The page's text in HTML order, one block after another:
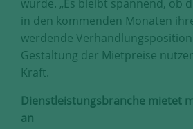
wurde. „Es bleibt spannend, ob
in den kommenden Monaten
werdende
Gestaltung der Mietpreise
Kraft.
Dienstleistungsbranche mietet
an